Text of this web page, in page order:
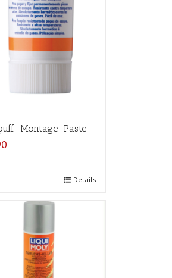
Montage-Paste
Details